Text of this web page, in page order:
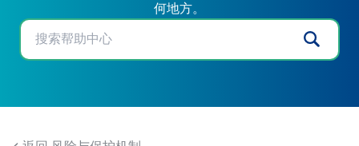
何地方。